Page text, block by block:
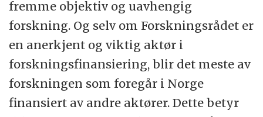
fremme objektiv og uavhengig
forskning. Og selv om Forskningsrådet er
en anerkjent og viktig aktør i
forskningsfinansiering, blir det meste av
forskningen som foregår i Norge
finansiert av andre aktører. Dette betyr